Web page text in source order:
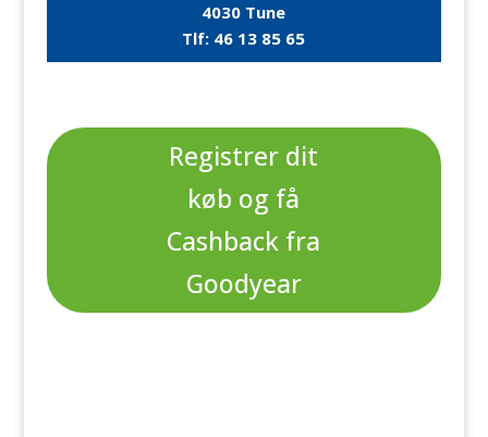
4030 Tune
Tlf: 46 13 85 65
Registrer dit
køb og få
Cashback fra
Goodyear